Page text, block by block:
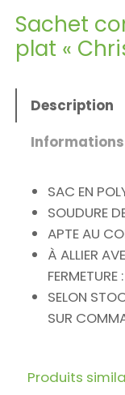
Sachet
plat «
Description
SAC EN
SOUDURE
APTE AU
À ALLIER
SELON
SUR
Produits